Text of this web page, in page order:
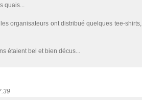
quais...
organisateurs ont distribué quelques tee-shirts,
étaient bel et bien décus...